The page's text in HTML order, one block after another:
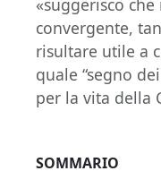
«suggerisco
convergente,
risultare utile a
quale “segno
per la vita della
SOMMARIO